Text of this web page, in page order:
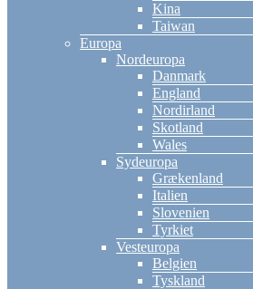
Kina
Taiwan
Europa
Nordeuropa
Danmark
England
Nordirland
Skotland
Wales
Sydeuropa
Grækenland
Italien
Slovenien
Tyrkiet
Vesteuropa
Belgien
Tyskland